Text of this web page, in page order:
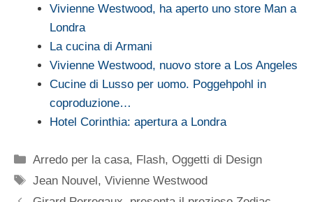
Vivienne Westwood, ha aperto uno store Man a
Londra
La cucina di Armani
Vivienne Westwood, nuovo store a Los Angeles
Cucine di Lusso per uomo. Poggehpohl in
coproduzione…
Hotel Corinthia: apertura a Londra
Categorie
Arredo per la casa, Flash,Oggetti di Design
Tag
Jean Nouvel,Vivienne Westwood